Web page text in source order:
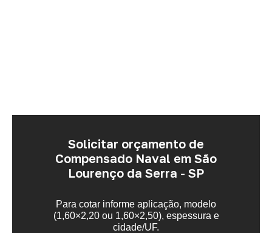
Solicitar orçamento de
Compensado Naval em São
Lourenço da Serra - SP
Para cotar informe aplicação, modelo
(1,60×2,20 ou 1,60×2,50), espessura e
cidade/UF.